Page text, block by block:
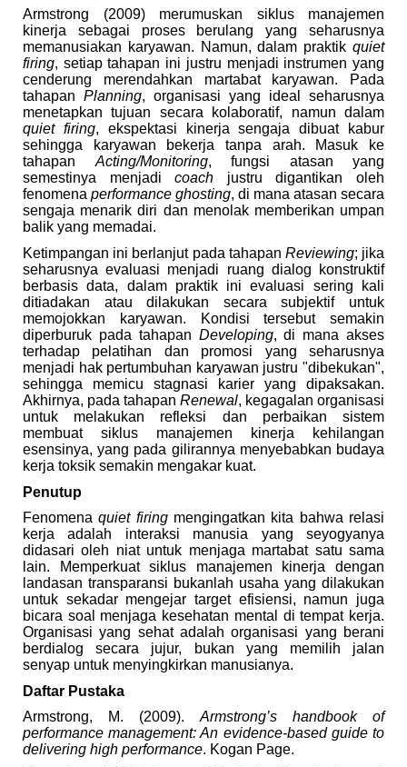
Armstrong (2009) merumuskan siklus manajemen
kinerja sebagai proses berulang yang seharusnya
memanusiakan karyawan. Namun, dalam praktik quiet
firing, setiap tahapan ini justru menjadi instrumen yang
cenderung merendahkan martabat karyawan. Pada
tahapan Planning, organisasi yang ideal seharusnya
menetapkan tujuan secara kolaboratif, namun dalam
quiet firing, ekspektasi kinerja sengaja dibuat kabur
sehingga karyawan bekerja tanpa arah. Masuk ke
tahapan Acting/Monitoring, fungsi atasan yang
semestinya menjadicoach justru digantikan oleh
fenomena performance ghosting, di mana atasan secara
sengaja menarik diri dan menolak memberikan umpan
balik yang memadai.
Ketimpangan ini berlanjut pada tahapan Reviewing; jika
seharusnya evaluasi menjadi ruang dialog konstruktif
berbasis data, dalam praktik ini evaluasi sering kali
ditiadakan atau dilakukan secara subjektif untuk
memojokkan karyawan. Kondisi tersebut semakin
diperburuk pada tahapan Developing, di mana akses
terhadap pelatihan dan promosi yang seharusnya
menjadi hak pertumbuhan karyawan justru "dibekukan",
sehingga memicu stagnasi karier yang dipaksakan.
Akhirnya, pada tahapan Renewal, kegagalan organisasi
untuk melakukan refleksi dan perbaikan sistem
membuat siklus manajemen kinerja kehilangan
esensinya, yang pada gilirannya menyebabkan budaya
kerja toksik semakin mengakar kuat.
Penutup
Fenomenaquiet firingmengingatkan kita bahwa relasi
kerja adalah interaksi manusia yang seyogyanya
didasari oleh niat untuk menjaga martabat satu sama
lain. Memperkuat siklus manajemen kinerja dengan
landasan transparansi bukanlah usaha yang dilakukan
untuk sekadar mengejar target efisiensi, namun juga
bicara soal menjaga kesehatan mental di tempat kerja.
Organisasi yang sehat adalah organisasi yang berani
berdialog secara jujur, bukan yang memilih jalan
senyap untuk menyingkirkan manusianya.
Daftar Pustaka
Armstrong, M. (2009).Armstrong’s handbook of
performance management: An evidence-based guide to
delivering high performance. Kogan Page.